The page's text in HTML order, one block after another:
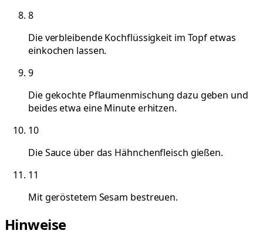
8
Die verbleibende Kochflüssigkeit im Topf etwas
einkochen lassen.
9
Die gekochte Pflaumenmischung dazu geben und
beides etwa eine Minute erhitzen.
10
Die Sauce über das Hähnchenfleisch gießen.
11
Mit geröstetem Sesam bestreuen.
Hinweise